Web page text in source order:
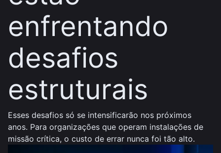
enfrentando
desafios
estruturais
Esses desafios só se intensificarão nos próximos
anos. Para organizações que operam instalações de
missão crítica, o custo de errar nunca foi tão alto.